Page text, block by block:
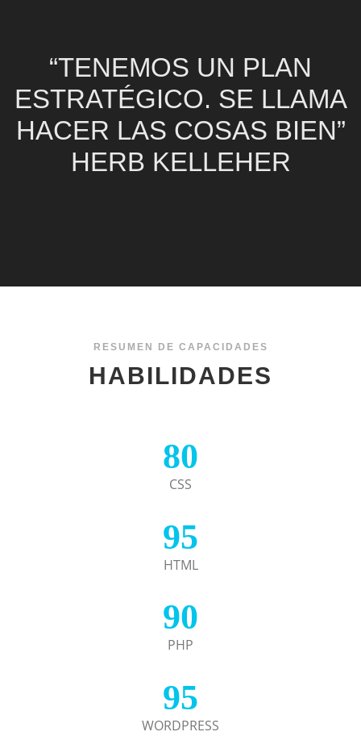
“TENEMOS UN PLAN
ESTRATÉGICO. SE LLAMA
HACER LAS COSAS BIEN”
HERB KELLEHER
RESUMEN DE CAPACIDADES
HABILIDADES
80
CSS
95
HTML
90
PHP
95
WORDPRESS